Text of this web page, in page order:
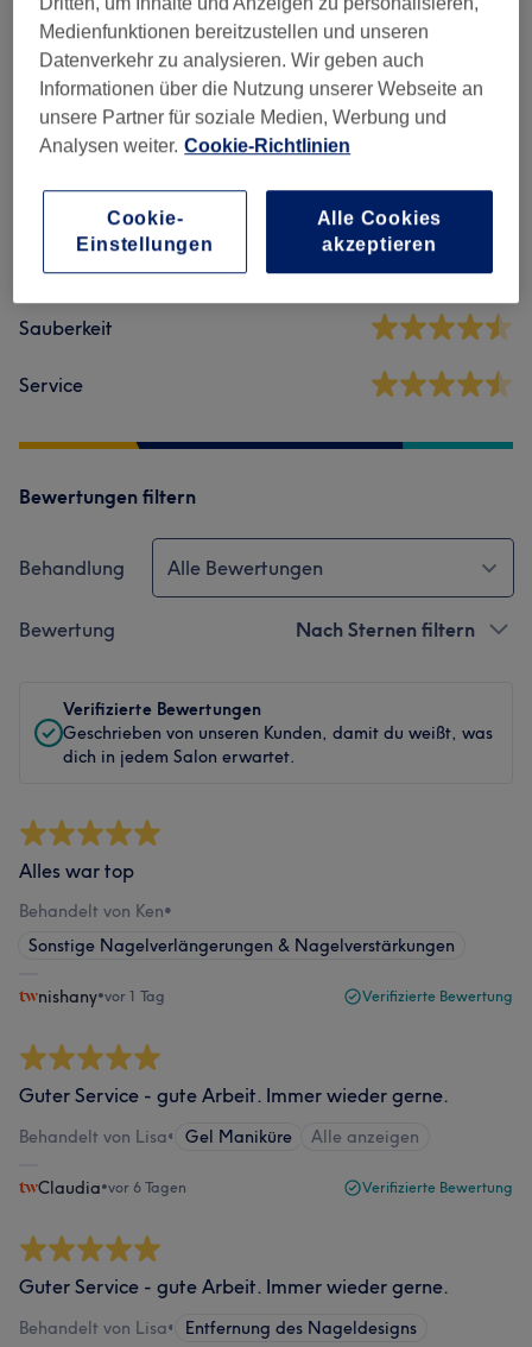
Salonbewertungen
4,7 166 Bewertungen
Ambiente
Sauberkeit
Service
Bewertungen filtern
Behandlung Alle Bewertungen
Bewertung Nach Sternen filtern
Verifizierte Bewertungen
Geschrieben von unseren Kunden, damit du weißt, was
dich in jedem Salon erwartet.
Alles war top
Behandelt von Ken•
Sonstige Nagelverlängerungen & Nagelverstärkungen
nishany•vor 1 Tag Verifizierte Bewertung
Guter Service - gute Arbeit. Immer wieder gerne.
Behandelt von Lisa• Gel Maniküre Alle anzeigen
Claudia•vor 6 Tagen Verifizierte Bewertung
Guter Service - gute Arbeit. Immer wieder gerne.
Behandelt von Lisa• Entfernung des Nageldesigns
Medienfunktionen bereitzustellen und unseren
Datenverkehr zu analysieren. Wir geben auch
Informationen über die Nutzung unserer Webseite an
unsere Partner für soziale Medien, Werbung und
Analysen weiter. Cookie-Richtlinien
Cookie-
Einstellungen
Alle Cookies
akzeptieren